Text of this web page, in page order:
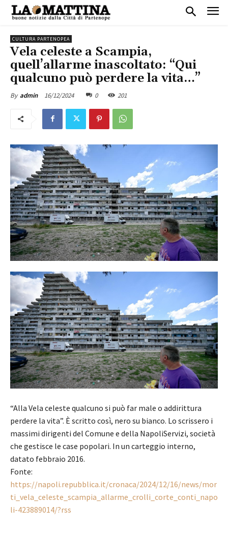
CULTURA PARTENOPEA
Vela celeste a Scampia,
quell’allarme inascoltato: “Qui
qualcuno può perdere la vita…”
By admin 16/12/2024 0 201
“Alla Vela celeste qualcuno si può far male o addirittura
perdere la vita”. È scritto così, nero su bianco. Lo scrissero i
massimi dirigenti del Comune e della NapoliServizi, società
che gestisce le case popolari. In un carteggio interno,
datato febbraio 2016.
Fonte:
https://napoli.repubblica.it/cronaca/2024/12/16/news/mor
ti_vela_celeste_scampia_allarme_crolli_corte_conti_napo
li-423889014/?rss